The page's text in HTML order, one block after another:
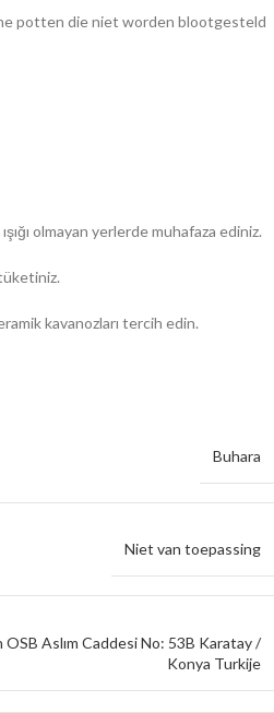
potten die niet worden blootgesteld
olmayan yerlerde muhafaza ediniz.
tüketiniz.
kavanozları tercih edin.
Buhara
Niet van toepassing
OSB Aslım Caddesi No: 53B Karatay /
Konya Turkije